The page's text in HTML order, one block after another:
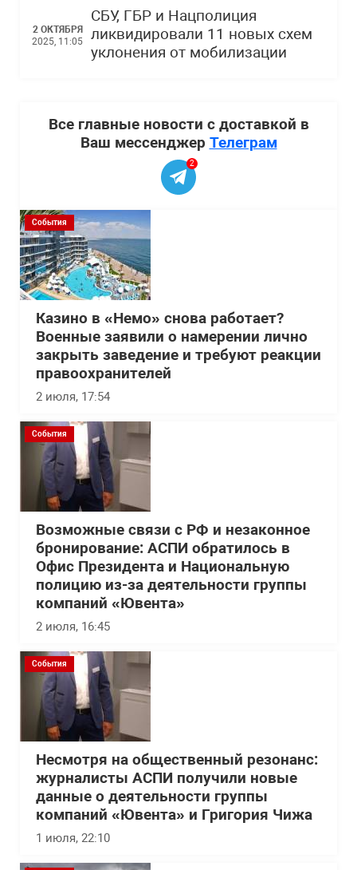
2 ОКТЯБРЯ
2025, 11:05
СБУ, ГБР и Нацполиция
ликвидировали 11 новых схем
уклонения от мобилизации
Все главные новости с доставкой в
Ваш мессенджер Телеграм
2
События
Казино в «Немо» снова работает?
Военные заявили о намерении лично
закрыть заведение и требуют реакции
правоохранителей
2 июля, 17:54
События
Возможные связи с РФ и незаконное
бронирование: АСПИ обратилось в
Офис Президента и Национальную
полицию из-за деятельности группы
компаний «Ювента»
2 июля, 16:45
События
Несмотря на общественный резонанс:
журналисты АСПИ получили новые
данные о деятельности группы
компаний «Ювента» и Григория Чижа
1 июля, 22:10